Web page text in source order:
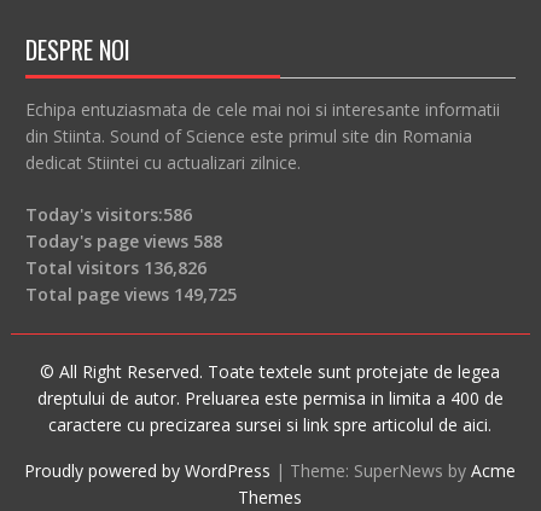
DESPRE NOI
Echipa entuziasmata de cele mai noi si interesante informatii
din Stiinta. Sound of Science este primul site din Romania
dedicat Stiintei cu actualizari zilnice.
Today's visitors:586
Today's page views 588
Total visitors 136,826
Total page views 149,725
© All Right Reserved. Toate textele sunt protejate de legea
dreptului de autor. Preluarea este permisa in limita a 400 de
caractere cu precizarea sursei si link spre articolul de aici.
Proudly powered by WordPress | Theme: SuperNews byAcme
Themes